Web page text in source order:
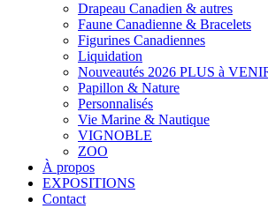
Drapeau Canadien & autres
Faune Canadienne & Bracelets
Figurines Canadiennes
Liquidation
Nouveautés 2026 PLUS à
Papillon & Nature
Personnalisés
Vie Marine & Nautique
VIGNOBLE
ZOO
À propos
EXPOSITIONS
Contact